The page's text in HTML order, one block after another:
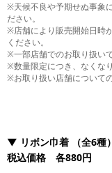
※天候不良や予期せぬ事象
ださい。
※店舗により販売開始日時
ください。
※一部店舗でのお取り扱いで
※数量限定につき、なくな
※お取り扱い店舗について
▼ リボン巾着
（全6種）
税込価格 各880円